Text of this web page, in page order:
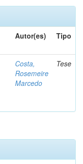
Autor(es) Tipo
Costa,
Rosemeire
Marcedo
Tese